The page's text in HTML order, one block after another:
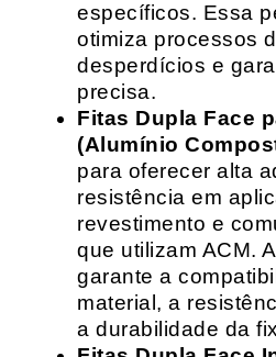
específicos. Essa
otimiza processos
desperdícios e
precisa.
Fitas Dupla Face
(Alumínio
para oferecer alta
resistência em
revestimento e
que utilizam ACM.
garante a
material, a
a durabilidade da